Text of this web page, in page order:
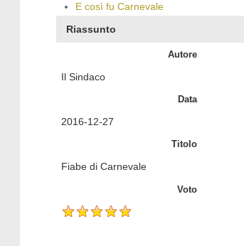
E così fu Carnevale
Riassunto
Autore
Il Sindaco
Data
2016-12-27
Titolo
Fiabe di Carnevale
Voto